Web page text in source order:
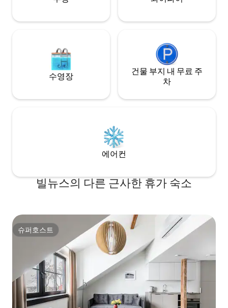
수영장
건물 부지 내 무료 주
차
에어컨
빌뉴스의 다른 근사한 휴가 숙소
슈퍼호스트
슈퍼호스트